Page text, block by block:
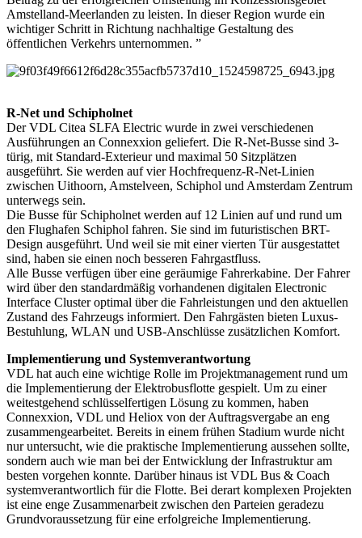
Amstelland-Meerlanden zu leisten. In dieser Region wurde ein
wichtiger Schritt in Richtung nachhaltige Gestaltung des
öffentlichen Verkehrs unternommen. ”
R-Net und Schipholnet
Der VDL Citea SLFA Electric wurde in zwei verschiedenen
Ausführungen an Connexxion geliefert. Die R-Net-Busse sind 3-
türig, mit Standard-Exterieur und maximal 50 Sitzplätzen
ausgeführt. Sie werden auf vier Hochfrequenz-R-Net-Linien
zwischen Uithoorn, Amstelveen, Schiphol und Amsterdam Zentrum
unterwegs sein.
Die Busse für Schipholnet werden auf 12 Linien auf und rund um
den Flughafen Schiphol fahren. Sie sind im futuristischen BRT-
Design ausgeführt. Und weil sie mit einer vierten Tür ausgestattet
sind, haben sie einen noch besseren Fahrgastfluss.
Alle Busse verfügen über eine geräumige Fahrerkabine. Der Fahrer
wird über den standardmäßig vorhandenen digitalen Electronic
Interface Cluster optimal über die Fahrleistungen und den aktuellen
Zustand des Fahrzeugs informiert. Den Fahrgästen bieten Luxus-
Bestuhlung, WLAN und USB-Anschlüsse zusätzlichen Komfort.
Implementierung und Systemverantwortung
VDL hat auch eine wichtige Rolle im Projektmanagement rund um
die Implementierung der Elektrobusflotte gespielt. Um zu einer
weitestgehend schlüsselfertigen Lösung zu kommen, haben
Connexxion, VDL und Heliox von der Auftragsvergabe an eng
zusammengearbeitet. Bereits in einem frühen Stadium wurde nicht
nur untersucht, wie die praktische Implementierung aussehen sollte,
sondern auch wie man bei der Entwicklung der Infrastruktur am
besten vorgehen konnte. Darüber hinaus ist VDL Bus & Coach
systemverantwortlich für die Flotte. Bei derart komplexen Projekten
ist eine enge Zusammenarbeit zwischen den Parteien geradezu
Grundvoraussetzung für eine erfolgreiche Implementierung.